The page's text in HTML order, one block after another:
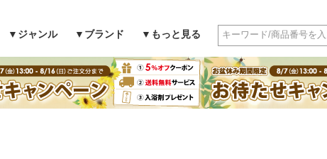
▼ジャンル ▼ブランド ▼もっと見る
検索